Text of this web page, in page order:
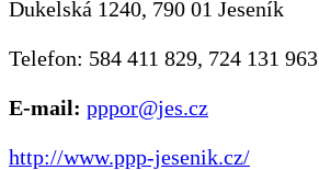
Dukelská 1240, 790 01 Jeseník
Telefon: 584 411 829, 724 131 963
E-mail: pppor@jes.cz
http://www.ppp-jesenik.cz/